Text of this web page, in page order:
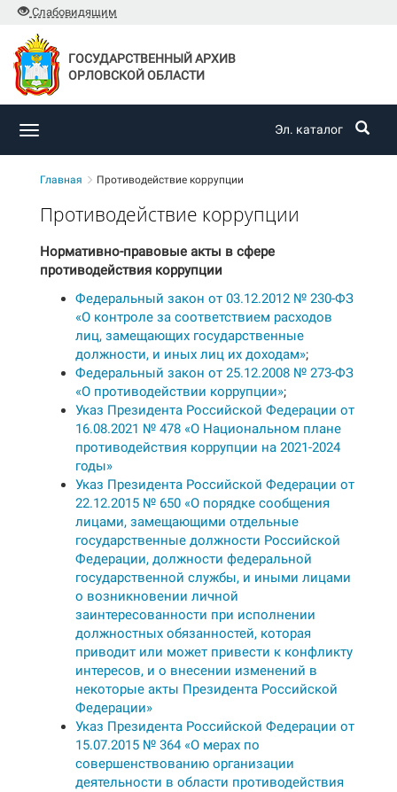
Слабовидящим
ГОСУДАРСТВЕННЫЙ АРХИВ
ОРЛОВСКОЙ ОБЛАСТИ
Toggle
Эл. каталог
Главная Противодействие коррупции
Противодействие коррупции
Нормативно-правовые акты в сфере
противодействия коррупции
Федеральный закон от 03.12.2012 № 230-ФЗ
«О контроле за соответствием расходов
лиц, замещающих государственные
должности, и иных лиц их доходам»;
Федеральный закон от 25.12.2008 № 273-ФЗ
«О противодействии коррупции»;
Указ Президента Российской Федерации от
16.08.2021 № 478 «О Национальном плане
противодействия коррупции на 2021-2024
годы»
Указ Президента Российской Федерации от
22.12.2015 № 650 «О порядке сообщения
лицами, замещающими отдельные
государственные должности Российской
Федерации, должности федеральной
государственной службы, и иными лицами
о возникновении личной
заинтересованности при исполнении
должностных обязанностей, которая
приводит или может привести к конфликту
интересов, и о внесении изменений в
некоторые акты Президента Российской
Федерации»
Указ Президента Российской Федерации от
15.07.2015 № 364 «О мерах по
совершенствованию организации
деятельности в области противодействия